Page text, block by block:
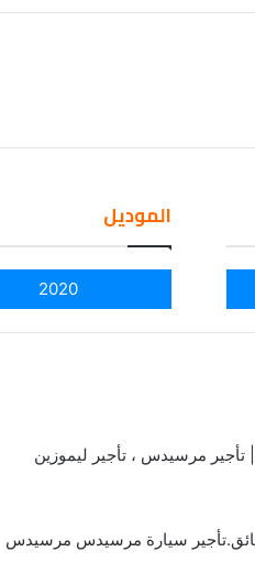
الموديل
2020
مرسيدس ، تأجير ليموزين
سيارة مرسيدس مرسيدس
ض
ا
ي
عروض شركات النقل